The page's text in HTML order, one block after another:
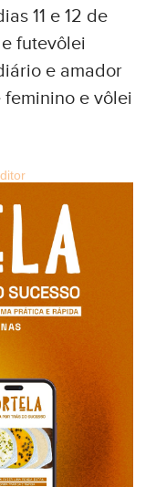
11 e 12 de
futevôlei
e amador
feminino e vôlei